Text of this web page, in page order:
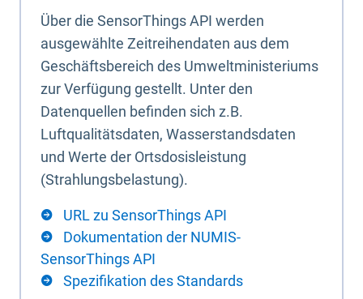
Über die SensorThings API werden
ausgewählte Zeitreihendaten aus dem
Geschäftsbereich des Umweltministeriums
zur Verfügung gestellt. Unter den
Datenquellen befinden sich z.B.
Luftqualitätsdaten, Wasserstandsdaten
und Werte der Ortsdosisleistung
(Strahlungsbelastung).
URL zu SensorThings API
Dokumentation der NUMIS-
SensorThings API
Spezifikation des Standards